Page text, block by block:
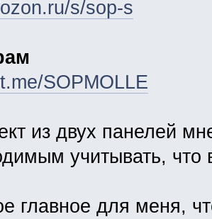
s/sop-s
SOPMOLLE
из двух панелей
учитывать,
главное для меня,